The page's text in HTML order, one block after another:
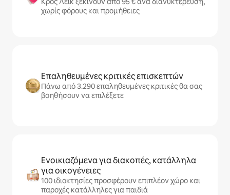
χωρίς φόρους και προμήθειες
Επαληθευμένες κριτικές επισκεπτών
Πάνω από 3.290 επαληθευμένες κριτικές θα σας
βοηθήσουν να επιλέξετε
Ενοικιαζόμενα για διακοπές, κατάλληλα
για οικογένειες
100 ιδιοκτησίες προσφέρουν επιπλέον χώρο και
παροχές κατάλληλες για παιδιά